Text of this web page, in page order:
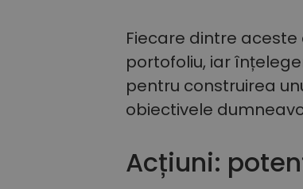
Fiecare dintre
portofoliu, iar
pentru construirea
obiectivele
Acțiuni: